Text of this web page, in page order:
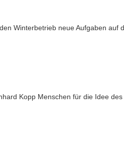
Winterbetrieb neue Aufgaben
Kopp Menschen für die Idee